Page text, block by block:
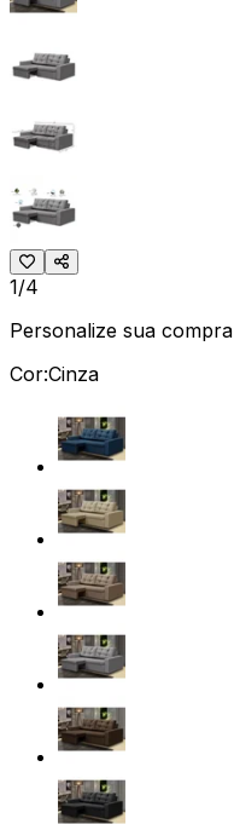
1/4
Personalize sua compra
Cor:Cinza